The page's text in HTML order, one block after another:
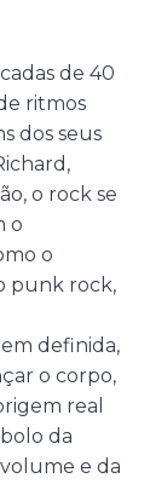
de 40
ritmos
dos seus
o rock se
o
o
punk rock,
definida,
o corpo,
real
da
e da